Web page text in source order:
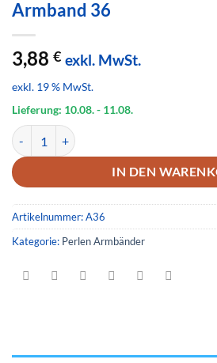
Armband 36
3,88 € exkl. MwSt.
exkl. 19 % MwSt.
Lieferung: 10.08.- 11.08.
Armband 36 Menge
IN DEN
Artikelnummer:A36
Kategorie: Perlen Armbänder